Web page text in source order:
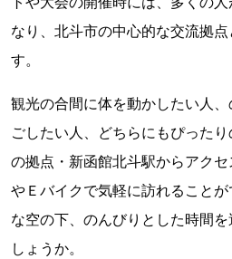
なり、北斗市の中心的な交流拠
す。
観光の合間に体を動かしたい人
ごしたい人、どちらにもぴった
の拠点・新函館北斗駅からアク
やＥバイクで気軽に訪れること
な空の下、のんびりとした時間
しょうか。